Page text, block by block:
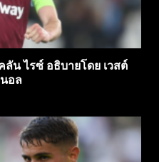
น ไรซ์ อธิบายโดย เวสต์
อล